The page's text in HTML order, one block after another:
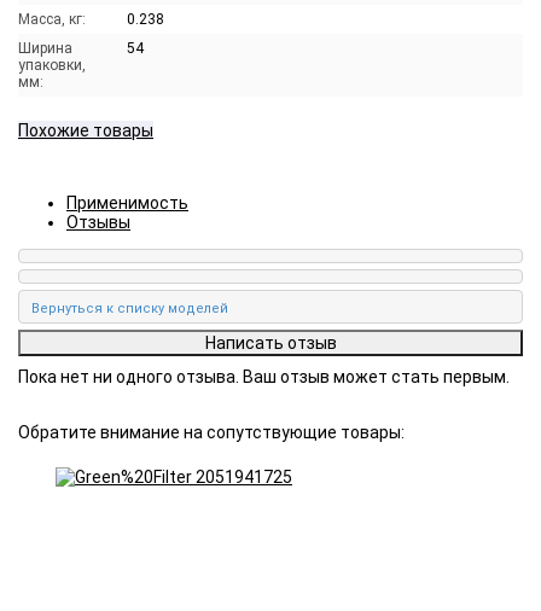
Масса, кг:
0.238
Ширина
упаковки,
мм:
54
Похожие товары
Применимость
Отзывы
Пока нет ни одного отзыва. Ваш отзыв может стать первым.
Обратите внимание на сопутствующие товары: